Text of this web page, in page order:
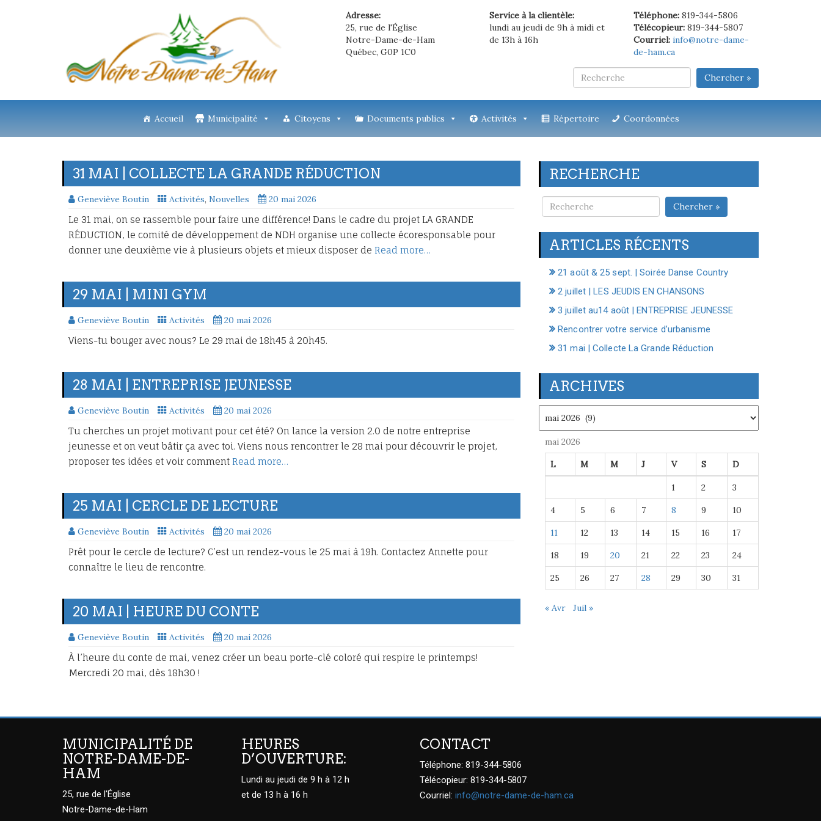
Adresse:
25, rue de l'Église
Notre-Dame-de-Ham
Québec, G0P 1C0
Service à la clientèle:
lundi au jeudi de 9h à midi et
de 13h à 16h
Téléphone:819-344-5806
Télécopieur:819-344-5807
Courriel: info@notre-dame-
de-ham.ca
Chercher »
Accueil Municipalité Citoyens Documents publics Activités Répertoire Coordonnées
31 MAI | COLLECTE LA GRANDE RÉDUCTION
Geneviève Boutin Activités, Nouvelles 20 mai 2026
Le 31 mai, on se rassemble pour faire une différence! Dans le cadre du projet LA GRANDE
RÉDUCTION, le comité de développement de NDH organise une collecte écoresponsable pour
donner une deuxième vie à plusieurs objets et mieux disposer de Read more…
29 MAI | MINI GYM
Geneviève Boutin Activités 20 mai 2026
Viens-tu bouger avec nous? Le 29 mai de 18h45 à 20h45.
28 MAI | ENTREPRISE JEUNESSE
Geneviève Boutin Activités 20 mai 2026
Tu cherches un projet motivant pour cet été? On lance la version 2.0 de notre entreprise
jeunesse et on veut bâtir ça avec toi. Viens nous rencontrer le 28 mai pour découvrir le projet,
proposer tes idées et voir comment Read more…
25 MAI | CERCLE DE LECTURE
Geneviève Boutin Activités 20 mai 2026
Prêt pour le cercle de lecture? C’est un rendez-vous le 25 mai à 19h. Contactez Annette pour
connaître le lieu de rencontre.
20 MAI | HEURE DU CONTE
Geneviève Boutin Activités 20 mai 2026
À l’heure du conte de mai, venez créer un beau porte-clé coloré qui respire le printemps!
Mercredi 20 mai, dès 18h30 !
RECHERCHE
Chercher »
ARTICLES RÉCENTS
21 août & 25 sept. | Soirée Danse Country
2 juillet | LES JEUDIS EN CHANSONS
3 juillet au14 août | ENTREPRISE JEUNESSE
Rencontrer votre service d’urbanisme
31 mai | Collecte La Grande Réduction
ARCHIVES
mai 2026
L M M J V S D
1 2 3
4 5 6 7 8 9 10
11 12 13 14 15 16 17
18 19 20 21 22 23 24
25 26 27 28 29 30 31
« Avr Juil »
MUNICIPALITÉ DE
NOTRE-DAME-DE-
HAM
25, rue de l'Église
Notre-Dame-de-Ham
HEURES
D’OUVERTURE:
Lundi au jeudi de 9 h à 12 h
et de 13 h à 16 h
CONTACT
Téléphone: 819-344-5806
Télécopieur: 819-344-5807
Courriel: info@notre-dame-de-ham.ca